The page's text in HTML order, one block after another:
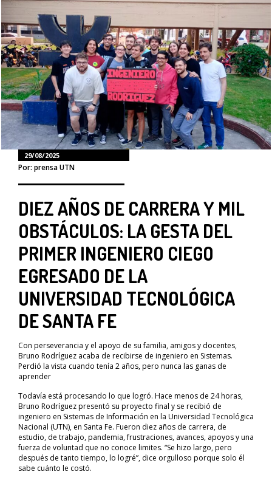
29/08/2025
Por: prensa UTN
DIEZ AÑOS DE CARRERA Y MIL
OBSTÁCULOS: LA GESTA DEL
PRIMER INGENIERO CIEGO
EGRESADO DE LA
UNIVERSIDAD TECNOLÓGICA
DE SANTA FE
Con perseverancia y el apoyo de su familia, amigos y docentes,
Bruno Rodríguez acaba de recibirse de ingeniero en Sistemas.
Perdió la vista cuando tenía 2 años, pero nunca las ganas de
aprender
Todavía está procesando lo que logró. Hace menos de 24 horas,
Bruno Rodríguez presentó su proyecto final y se recibió de
ingeniero en Sistemas de Información en la Universidad Tecnológica
Nacional (UTN), en Santa Fe. Fueron diez años de carrera, de
estudio, de trabajo, pandemia, frustraciones, avances, apoyos y una
fuerza de voluntad que no conoce limites. “Se hizo largo, pero
después de tanto tiempo, lo logré”, dice orgulloso porque solo él
sabe cuánto le costó.